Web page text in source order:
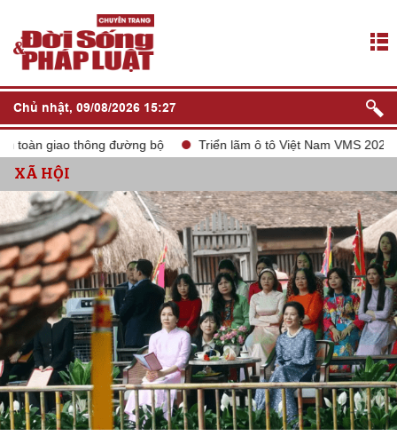
Chủ nhật, 09/08/2026 15:27
thông đường bộ Triển lãm ô tô Việt Nam VMS 2024 tắt
XÃ HỘI